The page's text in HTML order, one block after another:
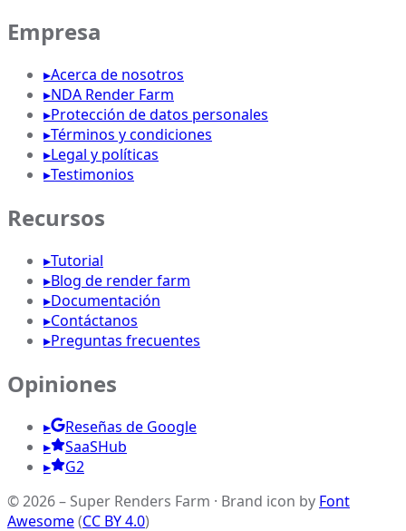
Empresa
▸Acerca de nosotros
▸NDA Render Farm
▸Protección de datos personales
▸Términos y condiciones
▸Legal y políticas
▸Testimonios
Recursos
▸Tutorial
▸Blog de render farm
▸Documentación
▸Contáctanos
▸Preguntas frecuentes
Opiniones
▸
Reseñas de Google
▸
SaaSHub
▸
G2
© 2026 – Super Renders Farm · Brand icon by Font
Awesome(CC BY 4.0)